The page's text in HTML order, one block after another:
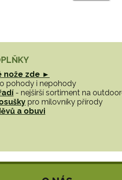
nože zde ►
pohody i nepohody
- nejširší sortiment na
pro milovníky přírody
a obuvi